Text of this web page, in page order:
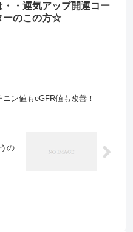
・・運気アップ開運コー
ーのこの方☆
ニン値もeGFR値も改善！
の